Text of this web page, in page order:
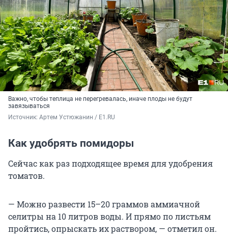
Важно, чтобы теплица не перегревалась, иначе плоды не будут
завязываться
Источник: Артем Устюжанин / Е1.RU
Как удобрять помидоры
Сейчас как раз подходящее время для удобрения
томатов.
— Можно развести 15–20 граммов аммиачной
селитры на 10 литров воды. И прямо по листьям
пройтись, опрыскать их раствором, — отметил он.